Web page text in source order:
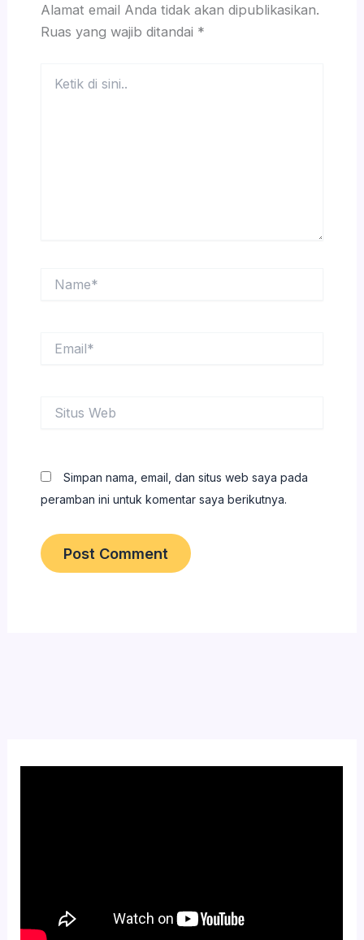
Alamat email Anda tidak akan dipublikasikan.
Ruas yang wajib ditandai *
Web
Simpan nama, email, dan situs web saya pada
peramban ini untuk komentar saya berikutnya.